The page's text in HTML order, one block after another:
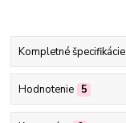
Kompletné špecifikácie
Hodnotenie 5